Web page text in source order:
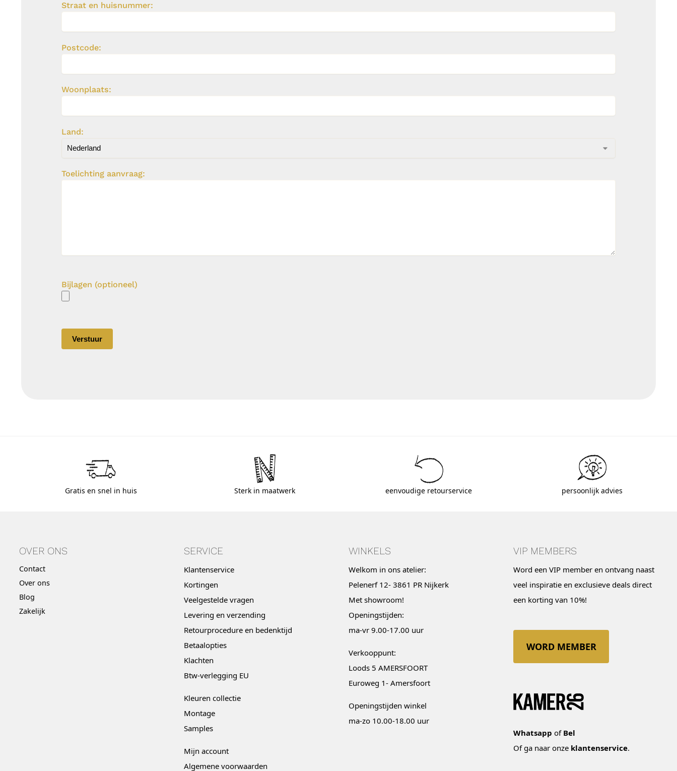
Straat en huisnummer:
Postcode:
Woonplaats:
Land:
Toelichting aanvraag:
Bijlagen (optioneel)
Gratis en snel in huis Sterk in maatwerk eenvoudige retourservice persoonlijk advies
OVER ONS
Contact
Over ons
Blog
Zakelijk
SERVICE
Klantenservice
Kortingen
Veelgestelde vragen
Levering en verzending
Retourprocedure en bedenktijd
Betaalopties
Klachten
Btw-verlegging EU
Kleuren collectie
Montage
Samples
Mijn account
Algemene voorwaarden
WINKELS
Welkom in ons atelier:
Pelenerf 12- 3861 PR Nijkerk
Met showroom!
Openingstijden:
ma-vr 9.00-17.00 uur
Verkooppunt:
Loods 5 AMERSFOORT
Euroweg 1- Amersfoort
Openingstijden winkel
ma-zo 10.00-18.00 uur
VIP MEMBERS
Word een VIP member en ontvang naast
veel inspiratie en exclusieve deals direct
een korting van 10%!
WORD MEMBER
Whatsapp of Bel
Of ga naar onze klantenservice.